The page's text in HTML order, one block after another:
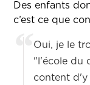
Des enfants
c’est ce que
Oui, je le
"l'école du
content d'y